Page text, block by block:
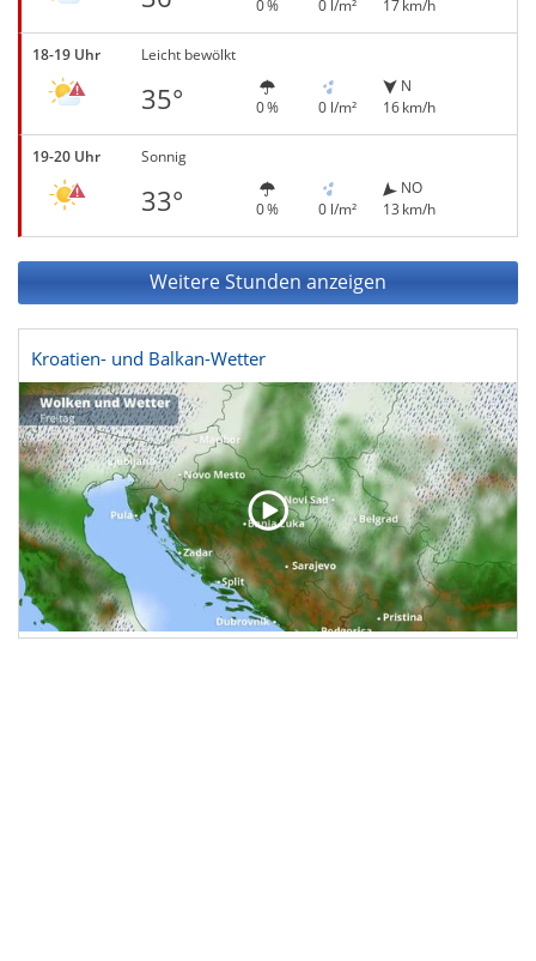
0 % 0 l/m² 17 km/h
18-19 Uhr Leicht bewölkt
35° 0 % 0 l/m²
N
16 km/h
19-20 Uhr Sonnig
33° 0 % 0 l/m²
NO
13 km/h
Weitere Stunden anzeigen
Kroatien- und Balkan-Wetter